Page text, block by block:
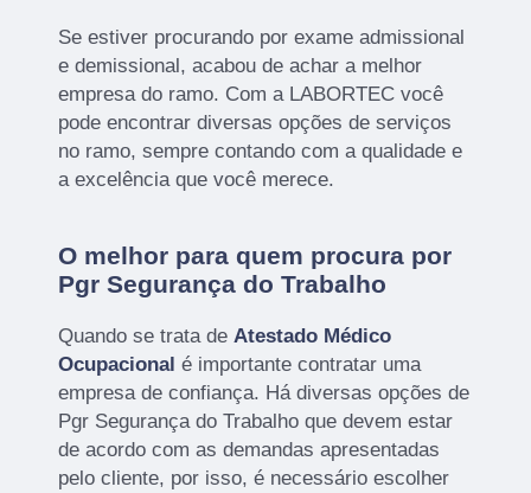
Se estiver procurando por exame admissional
e demissional, acabou de achar a melhor
empresa do ramo. Com a LABORTEC você
pode encontrar diversas opções de serviços
no ramo, sempre contando com a qualidade e
a excelência que você merece.
O melhor para quem procura por
Pgr Segurança do Trabalho
Quando se trata de Atestado Médico
Ocupacional é importante contratar uma
empresa de confiança. Há diversas opções de
Pgr Segurança do Trabalho que devem estar
de acordo com as demandas apresentadas
pelo cliente, por isso, é necessário escolher